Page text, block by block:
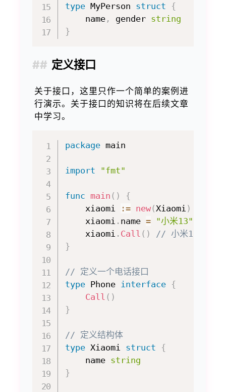
type MyPerson struct
{
    name
, gender string
}
定义接口
关于接口，这里只作一个简单的案例进
行演示。关于接口的知识将在后续文章
中学习。
package main
import "fmt"
func main ( )
{
    xiaomi
:= new( Xiaomi )
    xiaomi
. name =
"小米13"
    xiaomi
. Call ( )
// 小米13：可以
}
// 定义一个电话接口
type Phone interface
{
Call ( )
}
// 定义结构体
type Xiaomi struct
{
    name
string
}